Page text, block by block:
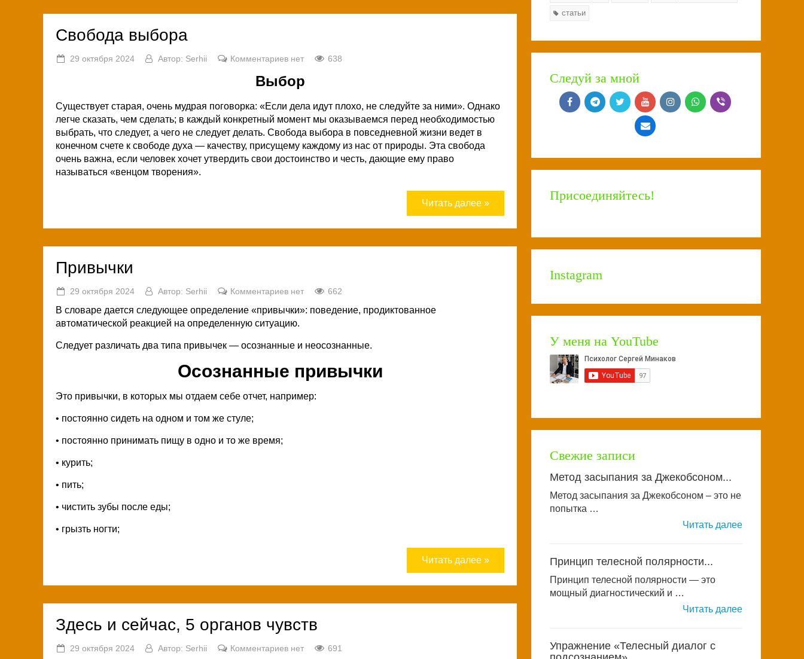
Свобода выбора
29 октября 2024 Автор: Serhii Комментариев нет 638
Выбор
Существует старая, очень мудрая поговорка: «Если дела идут плохо, не следуйте за ними». Однако
легче сказать, чем сделать; в каждый конкретный момент мы оказываемся перед необходимостью
выбрать, что следует, а чего не следует делать. Свобода выбора в повседневной жизни ведет в
конечном счете к свободе духа — качеству, присущему каждому из нас от природы. Эта свобода
очень важна, если человек хочет утвердить свои достоинство и честь, дающие ему право
называться «венцом творения».
Читать далее »
Привычки
29 октября 2024 Автор: Serhii Комментариев нет 662
В словаре дается следующее определение «привычки»: поведение, продиктованное
автоматической реакцией на определенную ситуацию.
Следует различать два типа привычек — осознанные и неосознанные.
Осознанные привычки
Это привычки, в которых мы отдаем себе отчет, например:
• постоянно сидеть на одном и том же стуле;
• постоянно принимать пищу в одно и то же время;
• курить;
• пить;
• чистить зубы после еды;
• грызть ногти;
Читать далее »
Здесь и сейчас, 5 органов чувств
29 октября 2024 Автор: Serhii Комментариев нет 691
статьи
Следуй за мной
Присоединяйтесь!
Instagram
У меня на YouTube
Свежие записи
Метод засыпания за Джекобсоном...
Метод засыпания за Джекобсоном – это не
попытка …
Читать далее
Принцип телесной полярности...
Принцип телесной полярности — это
мощный диагностический и …
Читать далее
Упражнение «Телесный диалог с